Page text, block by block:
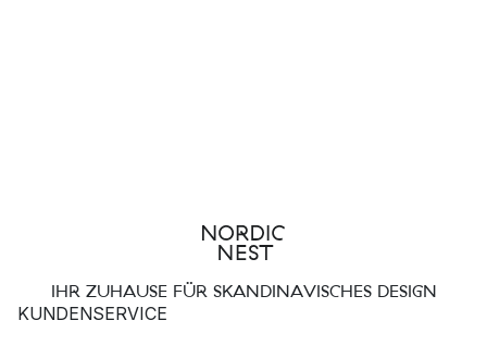
IHR ZUHAUSE FÜR SKANDINAVISCHES DESIGN
KUNDENSERVICE